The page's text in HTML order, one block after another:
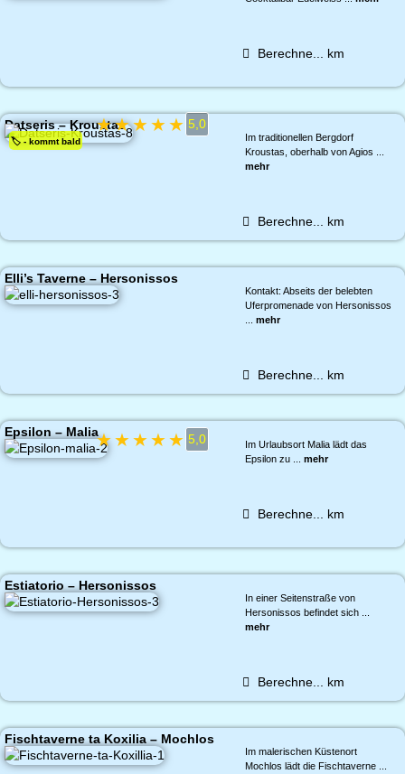
Berechne... km
Datseris – Kroustas
🏷️ - kommt bald
★★★★★ 5,0
Im traditionellen Bergdorf
Kroustas, oberhalb von Agios ...
mehr
Berechne... km
Elli’s Taverne – Hersonissos
Kontakt: Abseits der belebten
Uferpromenade von Hersonissos
mehr
Berechne... km
Epsilon – Malia★★★★★ 5,0
Im Urlaubsort Malia lädt das
Epsilon zu ... mehr
Berechne... km
Estiatorio – Hersonissos
In einer Seitenstraße von
Hersonissos befindet sich ...
mehr
Berechne... km
Fischtaverne ta Koxilia – Mochlos
Im malerischen Küstenort
Mochlos lädt die Fischtaverne ...